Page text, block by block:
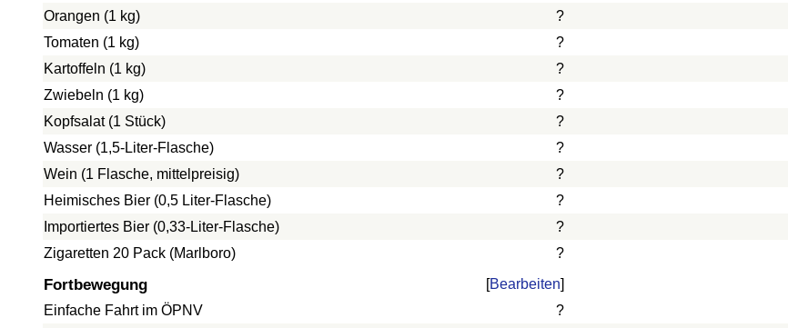
Orangen (1 kg)
?
Tomaten (1 kg)
?
Kartoffeln (1 kg)
?
Zwiebeln (1 kg)
?
Kopfsalat (1 Stück)
?
Wasser (1,5-Liter-Flasche)
?
Wein (1 Flasche, mittelpreisig)
?
Heimisches Bier (0,5 Liter-Flasche)
?
Importiertes Bier (0,33-Liter-Flasche)
?
Zigaretten 20 Pack (Marlboro)
?
Fortbewegung [Bearbeiten]
Einfache Fahrt im ÖPNV
?